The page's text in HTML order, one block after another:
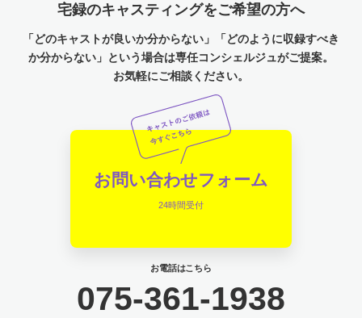
宅録のキャスティングをご希望の方へ
「どのキャストが良いか分からない」「どのように収録すべき
か分からない」という場合は専任コンシェルジュがご提案。
お気軽にご相談ください。
お問い合わせフォーム
24時間受付
お電話はこちら
075-361-1938